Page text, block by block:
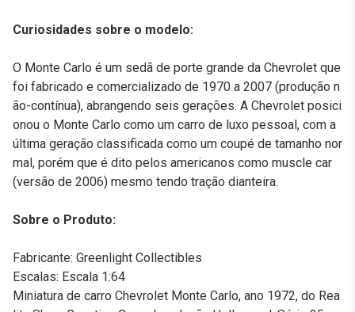
Curiosidades sobre o modelo:
O Monte Carlo é um sedã de porte grande da Chevrolet que
foi fabricado e comercializado de 1970 a 2007 (produção n
ão-contínua), abrangendo seis gerações. A Chevrolet posici
onou o Monte Carlo como um carro de luxo pessoal, com a
última geração classificada como um coupé de tamanho nor
mal, porém que é dito pelos americanos como muscle car
(versão de 2006) mesmo tendo tração dianteira.
Sobre o Produto:
Fabricante: Greenlight Collectibles
Escalas: Escala 1:64
Miniatura de carro Chevrolet Monte Carlo, ano 1972, do Rea